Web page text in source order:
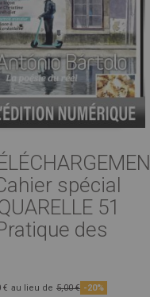
spécial
51
des
€ au lieu de 5,00 € -20%